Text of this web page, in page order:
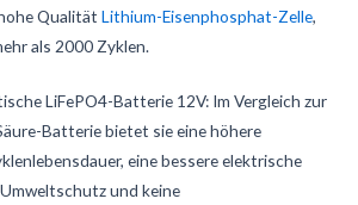
Qualität Lithium-Eisenphosphat-Zelle,
als 2000 Zyklen.
LiFePO4-Batterie 12V: Im Vergleich zur
Batterie bietet sie eine höhere
eine bessere elektrische
und keine